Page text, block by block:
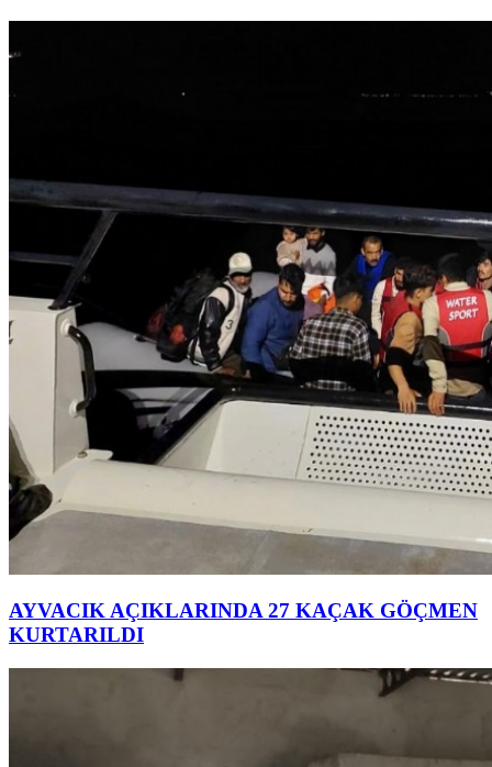
AYVACIK AÇIKLARINDA 27 KAÇAK GÖÇMEN
KURTARILDI